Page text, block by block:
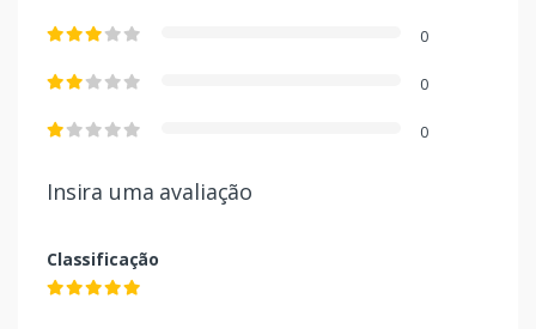
0
0
0
Insira uma avaliação
Classificação